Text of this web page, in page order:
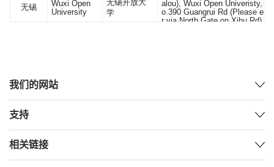
我们的网站
支持
相关链接